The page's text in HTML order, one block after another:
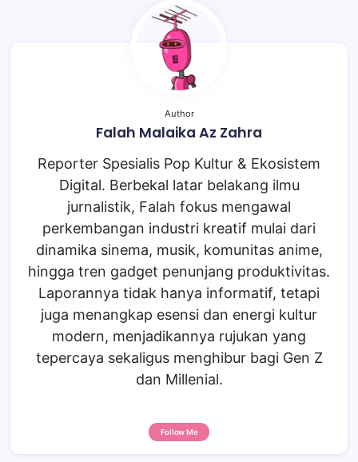
Author
Falah Malaika Az Zahra
Reporter Spesialis Pop Kultur & Ekosistem
Digital. Berbekal latar belakang ilmu
jurnalistik, Falah fokus mengawal
perkembangan industri kreatif mulai dari
dinamika sinema, musik, komunitas anime,
hingga tren gadget penunjang produktivitas.
Laporannya tidak hanya informatif, tetapi
juga menangkap esensi dan energi kultur
modern, menjadikannya rujukan yang
tepercaya sekaligus menghibur bagi Gen Z
dan Millenial.
Follow Me